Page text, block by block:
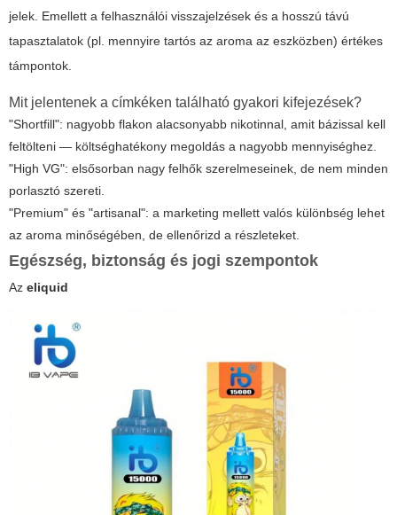
jelek. Emellett a felhasználói visszajelzések és a hosszú távú
tapasztalatok (pl. mennyire tartós az aroma az eszközben) értékes
támpontok.
Mit jelentenek a címkéken található gyakori kifejezések?
"Shortfill": nagyobb flakon alacsonyabb nikotinnal, amit bázissal kell
feltölteni — költséghatékony megoldás a nagyobb mennyiséghez.
"High VG": elsősorban nagy felhők szerelmeseinek, de nem minden
porlasztó szereti.
"Premium" és "artisanal": a marketing mellett valós különbség lehet
az aroma minőségében, de ellenőrizd a részleteket.
Egészség, biztonság és jogi szempontok
Az eliquid